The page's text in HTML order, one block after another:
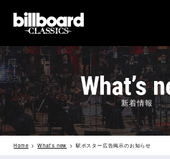
新着情報
Home What’s new 駅ポスター広告掲示のお知らせ